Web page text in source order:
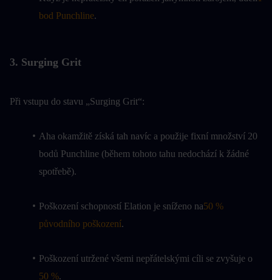
bod Punchline.
3. Surging Grit
Při vstupu do stavu „Surging Grit“:
Aha okamžitě získá tah navíc a použije fixní množství 20
bodů Punchline (během tohoto tahu nedochází k žádné
spotřebě).
Poškození schopností Elation je sníženo na50 %
původního poškození.
50 %.